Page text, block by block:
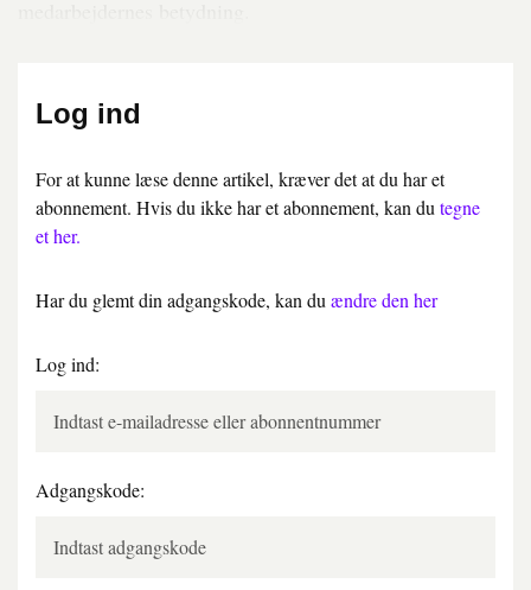
Log ind
For at kunne læse denne artikel, kræver det at du har et
abonnement. Hvis du ikke har et abonnement, kan du tegne
et her.
Har du glemt din adgangskode, kan du ændre den her
Log ind:
Adgangskode: